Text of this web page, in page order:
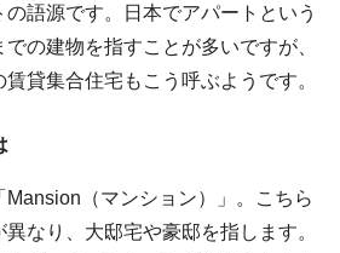
の語源です。日本でアパートという
の建物を指すことが多いですが、
貸集合住宅もこう呼ぶようです。
（マンション）」。こちら
なり、大邸宅や豪邸を指します。